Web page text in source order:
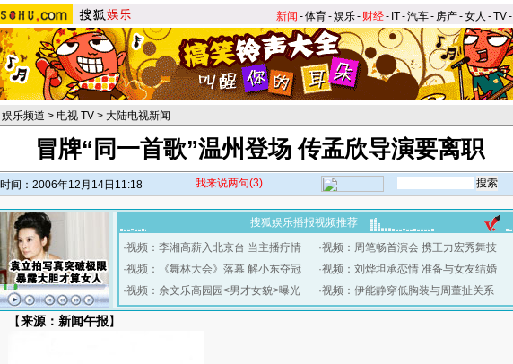
新闻 -体育-娱乐- 财经- IT-汽车- 房产-女人 -TV-
娱乐频道 > 电视 TV > 大陆电视新闻
冒牌“同一首歌”温州登场 传孟欣导演要离职
时间：2006年12月14日11:18 我来说两句(3)
搜狐娱乐播报视频推荐
·视频：李湘高薪入北京台 当主播疗情
·视频：《舞林大会》落幕 解小东夺冠
·视频：余文乐高园园<男才女貌>曝光
·视频：周笔畅首演会 携王力宏秀舞技
·视频：刘烨坦承恋情 准备与女友结婚
·视频：伊能静穿低胸装与周董扯关系
【来源：新闻午报】